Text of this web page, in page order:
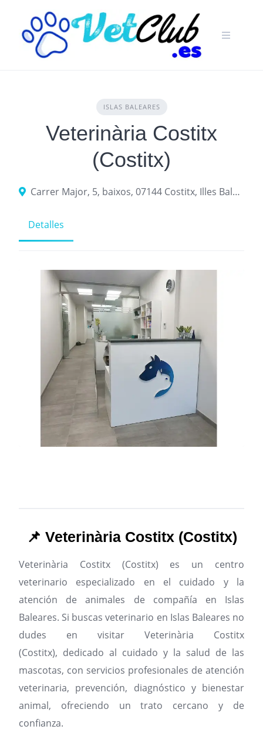
content
ISLAS BALEARES
Veterinària Costitx
(Costitx)
Carrer Major, 5, baixos, 07144 Costitx, Illes Balears, Spain
Detalles
📌 Veterinària Costitx (Costitx)
Veterinària Costitx (Costitx) es un centro
veterinario especializado en el cuidado y la
atención de animales de compañía en Islas
Baleares. Si buscas veterinario en Islas Baleares no
dudes en visitar Veterinària Costitx
(Costitx), dedicado al cuidado y la salud de las
mascotas, con servicios profesionales de atención
veterinaria, prevención, diagnóstico y bienestar
animal, ofreciendo un trato cercano y de
confianza.